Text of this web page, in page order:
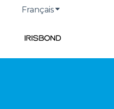
FrançaisAfficher le